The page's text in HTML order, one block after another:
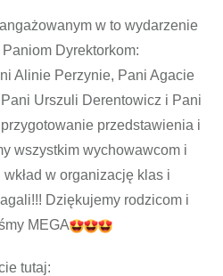
w to wydarzenie
Dyrektorkom:
Alinie Perzynie, Pani Agacie
Urszuli Derentowicz i Pani
przedstawienia i
wszystkim wychowawcom i
w organizację klas i
Dziękujemy rodzicom i
MEGA
tutaj: